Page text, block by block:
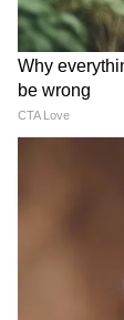
दोनों
रिकॉर्ड के
2021:
Radhe
रिलीज:
भारत